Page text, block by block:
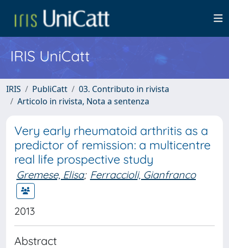
IRIS UniCatt
IRIS PubliCatt
03. Contributo in rivista
Articolo in rivista, Nota a sentenza
Very early rheumatoid arthritis as a
predictor of remission: a multicentre
real life prospective study
Gremese, Elisa; Ferraccioli, Gianfranco
2013
Abstract